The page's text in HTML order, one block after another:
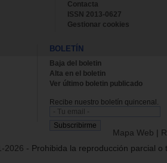
Contacta
ISSN 2013-0627
Gestionar cookies
BOLETÍN
Baja del boletin
Alta en el boletin
Ver último boletin publicado
Recibe nuestro boletín quincenal.
Mapa Web |
2026 - Prohibida la reproducción parcial o